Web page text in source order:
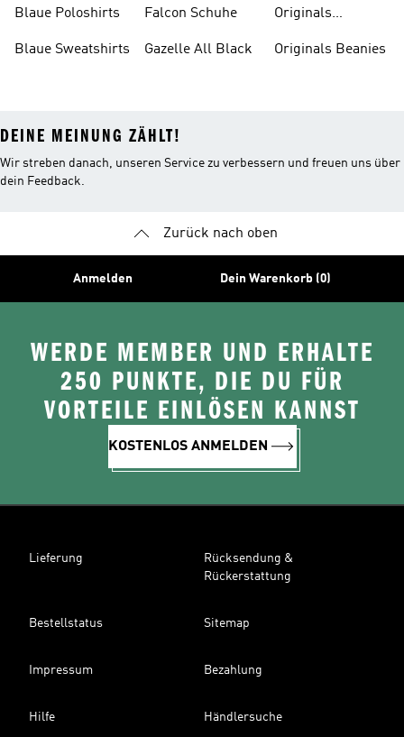
Blaue Poloshirts
Blaue Sweatshirts
Falcon Schuhe
Gazelle All Black
Originals
Oberteile
Originals Beanies
DEINE MEINUNG ZÄHLT!
Wir streben danach, unseren Service zu verbessern und freuen uns über
dein Feedback.
Zurück nach oben
Anmelden Dein Warenkorb (0)
WERDE MEMBER UND ERHALTE
250 PUNKTE, DIE DU FÜR
VORTEILE EINLÖSEN KANNST
KOSTENLOS ANMELDEN
Lieferung
Rücksendung &
Rückerstattung
Bestellstatus Sitemap
Impressum Bezahlung
Hilfe Händlersuche